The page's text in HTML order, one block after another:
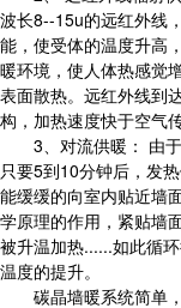
波长8--15u的远红外线
能，使受体的温度升高
暖环境，使人体热感觉
表面散热。远红外线到
构，加热速度快于空气
3、对流供暖： 由
只要5到10分钟后，发
能缓缓的向室内贴近墙
学原理的作用，紧贴墙
被升温加热......如此循
温度的提升。
碳晶墙暖系统简单